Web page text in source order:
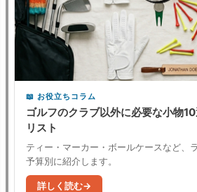
お役立ちコラム
ゴルフのクラブ以外に必要な小物
リスト
ティー・マーカー・ボールケースなど、
予算別に紹介します。
詳しく読む